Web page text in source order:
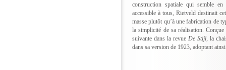
construction spatiale qui semble
accessible à tous, Rietveld destinait
masse plutôt qu’à une fabrication de
la simplicité de sa réalisation. Conçue
suivante dans la revue De Stijl, la
dans sa version de 1923, adoptant